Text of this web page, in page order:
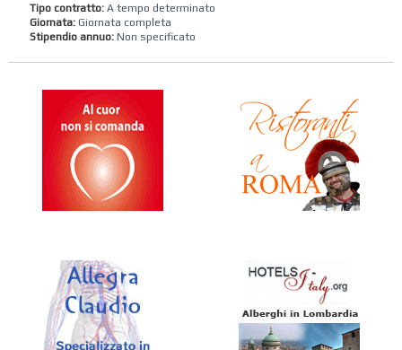
Tipo contratto:A tempo determinato
Giornata: Giornata completa
Stipendio annuo: Non specificato